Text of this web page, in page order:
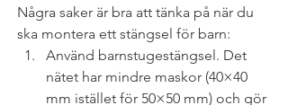
Några saker är bra att tänka på när du
ska montera ett stängsel för barn:
Använd barnstugestängsel. Det
nätet har mindre maskor (40×40
mm istället för 50×50 mm) och gör